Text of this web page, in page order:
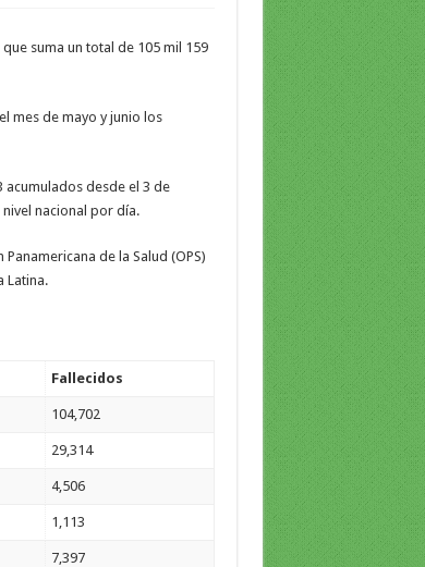
suma un total de 105 mil 159
mes de mayo y junio los
acumulados desde el 3 de
nacional por día.
de la Salud (OPS)
Latina.
Fallecidos
104,702
29,314
4,506
1,113
7,397